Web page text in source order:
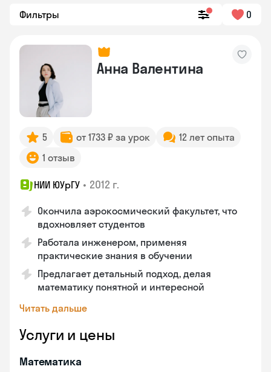
Фильтры 0
Анна Валентина
5 от 1733 ₽ за урок
12 лет опыта
1 отзыв
НИИ ЮУрГУ • 2012 г.
Окончила аэрокосмический факультет, что
вдохновляет студентов
Работала инженером, применяя
практические знания в обучении
Предлагает детальный подход, делая
математику понятной и интересной
Читать дальше
Услуги и цены
Математика